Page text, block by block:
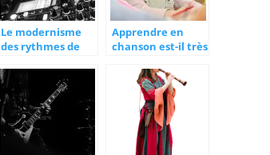
Le modernisme
des rythmes de
la cadence
Apprendre en
chanson est-il très